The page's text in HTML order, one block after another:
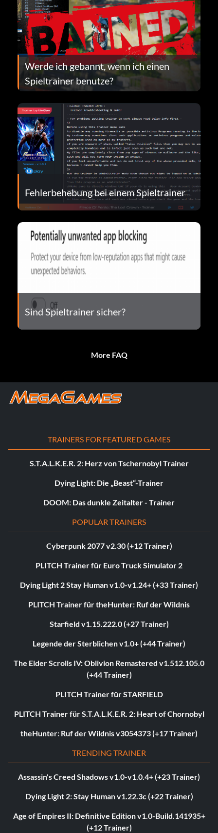
Werde ich gebannt, wenn ich einen
Spieltrainer benutze?
Fehlerbehebung bei einem Spieltrainer
Sind Spieltrainer sicher?
More FAQ
TRAINERS FOR FEATURED GAMES
S.T.A.L.K.E.R. 2: Herz von Tschernobyl Trainer
Dying Light: Die „Beast“-Trainer
DOOM: Das dunkle Zeitalter - Trainer
POPULAR TRAINERS
Cyberpunk 2077 v2.30 (+12 Trainer)
PLITCH Trainer für Euro Truck Simulator 2
Dying Light 2 Stay Human v1.0-v1.24+ (+33 Trainer)
PLITCH Trainer für theHunter: Ruf der Wildnis
Starfield v1.15.222.0 (+27 Trainer)
Legende der Sterblichen v1.0+ (+44 Trainer)
The Elder Scrolls IV: Oblivion Remastered v1.512.105.0
(+44 Trainer)
PLITCH Trainer für STARFIELD
PLITCH Trainer für S.T.A.L.K.E.R. 2: Heart of Chornobyl
theHunter: Ruf der Wildnis v3054373 (+17 Trainer)
TRENDING TRAINER
Assassin's Creed Shadows v1.0-v1.0.4+ (+23 Trainer)
Dying Light 2: Stay Human v1.22.3c (+22 Trainer)
Age of Empires II: Definitive Edition v1.0-Build.141935+
(+12 Trainer)